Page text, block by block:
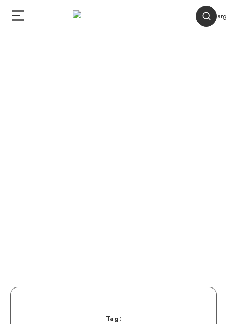
Tag: